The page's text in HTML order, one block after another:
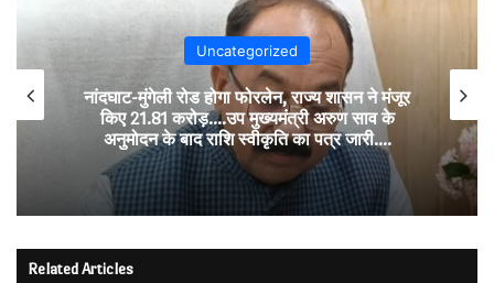
Uncategorized
नांदघाट-मुंगेली रोड होगा फोरलेन, राज्य शासन ने मंजूर
किए 21.81 करोड़….उप मुख्यमंत्री अरुण साव के
अनुमोदन के बाद राशि स्वीकृति का पत्र जारी….
Related Articles